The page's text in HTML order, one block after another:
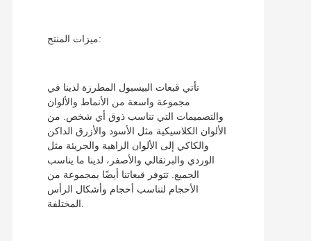
ميزات المنتج:
تأتي قبعات البيسبول المطرزة لدينا في
مجموعة واسعة من الأنماط والألوان
والتصميمات التي تناسب ذوق أي شخص. من
الألوان الكلاسيكية مثل الأسود والأزرق الداكن
والكاكي إلى الألوان الزاهية والجريئة مثل
الوردي والبرتقالي والأصفر، لدينا ما يناسب
الجميع. تتوفر قبعاتنا أيضًا بمجموعة من
الأحجام لتناسب أحجام وأشكال الرأس
المختلفة.